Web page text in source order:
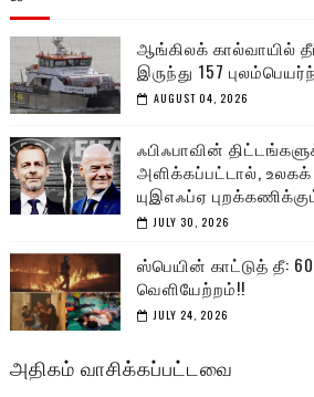
ஆங்கிலக் கால்வாயில்
இருந்து 157
AUGUST 04, 2026
ஃபிஃபாவின்
அளிக்கப்பட்டால்,
யுஇஎஃப்ஏ
JULY 30, 2026
ஸ்பெயின் காட்டுத் தீ:
வெளியேற்றம்!!
JULY 24, 2026
அதிகம் வாசிக்கப்பட்டவை